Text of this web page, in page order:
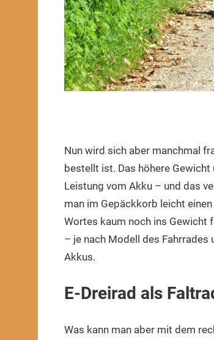
Nun wird sich aber manchmal
bestellt ist. Das höhere
Leistung vom Akku – und das
man im Gepäckkorb leicht
Wortes kaum noch ins Gewicht
– je nach Modell des
Akkus.
E-Dreirad als
Was kann man aber mit dem